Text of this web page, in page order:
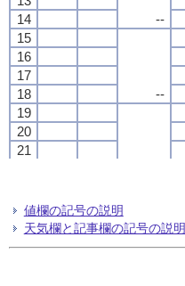
--
14
15
--
16
17
18
19
20
21
24
--
14
15
--
16
17
18
19
20
21
24
--
14
15
--
16
17
18
19
20
21
24
--
14
15
--
16
17
18
19
20
21
24
値欄の記号の説明
天気欄と記事欄の記号の説明